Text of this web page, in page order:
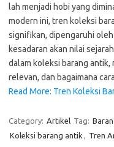
lah menjadi hobi yang
modern ini, tren koleksi
signifikan, dipengaruhi
kesadaran akan nilai
dalam koleksi barang antik,
relevan, dan bagaimana
Read More: Tren Koleksi
Category: Artikel Tag:
Koleksi barang antik , Tren